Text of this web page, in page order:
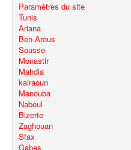
Paramètres du site
Tunis
Ariana
Ben Arous
Sousse
Monastir
Mahdia
kairaoun
Manouba
Nabeul
Bizerte
Zaghouan
Sfax
Gabes